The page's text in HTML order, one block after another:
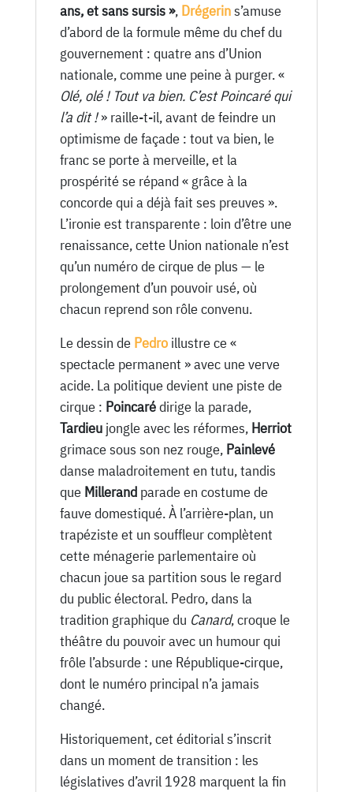
ans, et sans sursis », Drégerins’amuse
d’abord de la formule même du chef du
gouvernement : quatre ans d’Union
nationale, comme une peine à purger. «
Olé, olé ! Tout va bien. C’est Poincaré qui
l’a dit !» raille-t-il, avant de feindre un
optimisme de façade : tout va bien, le
franc se porte à merveille, et la
prospérité se répand « grâce à la
concorde qui a déjà fait ses preuves ».
L’ironie est transparente : loin d’être une
renaissance, cette Union nationale n’est
qu’un numéro de cirque de plus — le
prolongement d’un pouvoir usé, où
chacun reprend son rôle convenu.
Le dessin de Pedro illustre ce «
spectacle permanent » avec une verve
acide. La politique devient une piste de
cirque : Poincarédirige la parade,
Tardieujongle avec les réformes, Herriot
grimace sous son nez rouge, Painlevé
danse maladroitement en tutu, tandis
que Millerandparade en costume de
fauve domestiqué. À l’arrière-plan, un
trapéziste et un souffleur complètent
cette ménagerie parlementaire où
chacun joue sa partition sous le regard
du public électoral. Pedro, dans la
tradition graphique du Canard, croque le
théâtre du pouvoir avec un humour qui
frôle l’absurde : une République-cirque,
dont le numéro principal n’a jamais
changé.
Historiquement, cet éditorial s’inscrit
dans un moment de transition : les
législatives d’avril 1928 marquent la fin